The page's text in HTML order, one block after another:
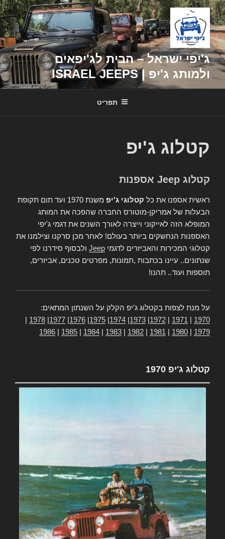
דילוג
לתוכן
ג'יפי ישראל – הבית לג'יפאים
ולמותג ג'יפ | ISRAEL JEEPS
תפריט
קטלוג ג'יפ
קטלוג Jeep אספנות
ראשית אספנו את כל קטלוגי ג'יפ
משנת 1970 ועד תום תקופת
הבעלות של אמריקן-מוטורס החברה שהפכה את המותג
המופלא הזה לאייקוני וייצרה לאורך השנים את דגמי ג'יפי
האספנות הנחשקים ביותר בעולם! לאחר מכן סרקנו וצילמנו את
קטלוגי המכירות והאביזרים לדגמי Jeep ולבסוף סידרנו לפי
שנתונים.. עיינו בכתבות ,תמונות, מפרטים טכנים, אביזרים,
תוספות ועוד.. תהנו!
על מנת לצפות בקטלוג ג'יפ הקלק על השנתון המתאים:
1970
1971
1972
1973
1974
1975
1976
1977
1978
1979
1980
1981
1982
1983
1984
1985
1986
קטלוג ג'יפ 1970